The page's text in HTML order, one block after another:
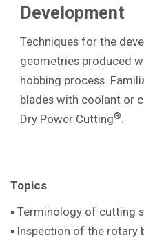
Development
Techniques for the
geometries produced
hobbing process.
blades with coolant or
Dry Power Cutting®
Topics
▪ Terminology of cutting
▪ Inspection of the rotary